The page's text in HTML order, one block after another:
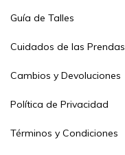
Guía de Talles
Cuidados de las Prendas
Cambios y Devoluciones
Política de Privacidad
Términos y Condiciones